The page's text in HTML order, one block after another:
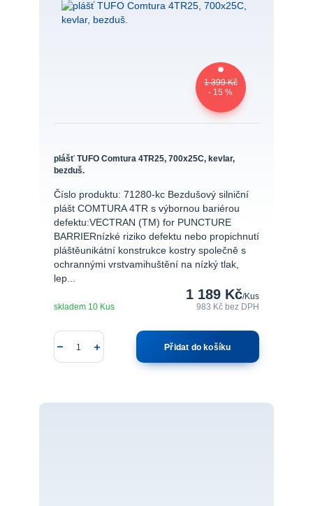
1 399 Kč
- 15 %
plášť TUFO Comtura 4TR25, 700x25C, kevlar,
bezduš.
Číslo produktu: 71280-kc Bezdušový silniční
plášt COMTURA 4TR s výbornou bariérou
defektu:VECTRAN (TM) for PUNCTURE
BARRIERnízké riziko defektu nebo propichnutí
pláštěunikátní konstrukce kostry společně s
ochrannými vrstvamihuštění na nízký tlak,
lep...
1 189 Kč/Kus
983 Kčbez DPH
skladem 10 Kus
Přidat do košíku